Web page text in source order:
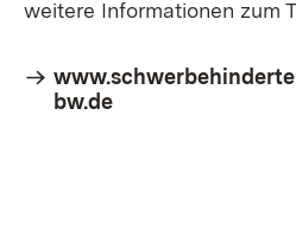
weitere Informationen zum
Extern:
bw.de